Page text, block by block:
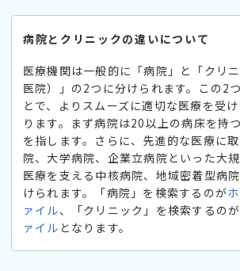
病院とクリニックの違いについて
医療機関は一般的に「病院」と「クリニ
医院）」の2つに分けられます。この2
とで、よりスムーズに適切な医療を受
ります。まず病院は20以上の病床を持
を指します。さらに、先進的な医療に
院、大学病院、企業立病院といった大
医療を支える中核病院、地域密着型病
けられます。「病院」を検索するのが
ァイル、「クリニック」を検索するのが
ァイル となります。